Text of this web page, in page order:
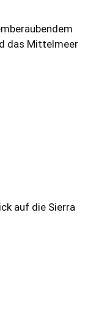
das Mittelmeer
auf die Sierra